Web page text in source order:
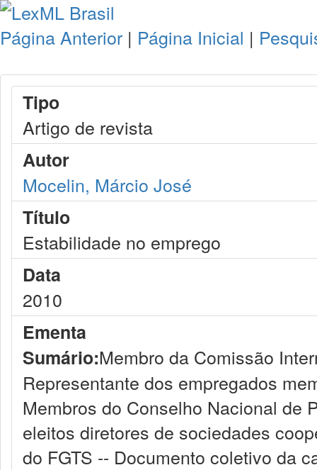
Página Anterior | Página Inicial |
Tipo
Artigo de revista
Autor
Mocelin, Márcio José
Título
Estabilidade no emprego
Data
2010
Ementa
Sumário:Membro da Comissão
Representante dos empregados
Membros do Conselho Nacional de
eleitos diretores de sociedades
do FGTS -- Documento coletivo da